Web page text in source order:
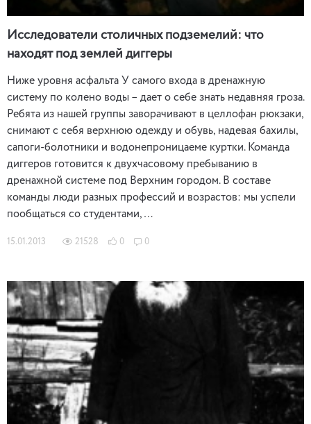
Исследователи столичных подземелий: что
находят под землей диггеры
Ниже уровня асфальта У самого входа в дренажную
систему по колено воды – дает о себе знать недавняя гроза.
Ребята из нашей группы заворачивают в целлофан рюкзаки,
снимают с себя верхнюю одежду и обувь, надевая бахилы,
сапоги-болотники и водонепроницаеме куртки. Команда
диггеров готовится к двухчасовому пребыванию в
дренажной системе под Верхним городом. В составе
команды люди разных профессий и возрастов: мы успели
пообщаться со студентами, …
15.01.2013 21528 0 0